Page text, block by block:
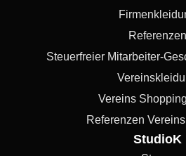
Referenzen
Steuerfreier Mitarbeiter-
Vereins
Referenzen
StudioK